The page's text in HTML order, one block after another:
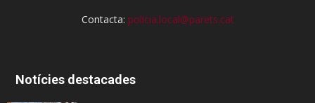
Contacta: policia.local@parets.cat
Notícies destacades